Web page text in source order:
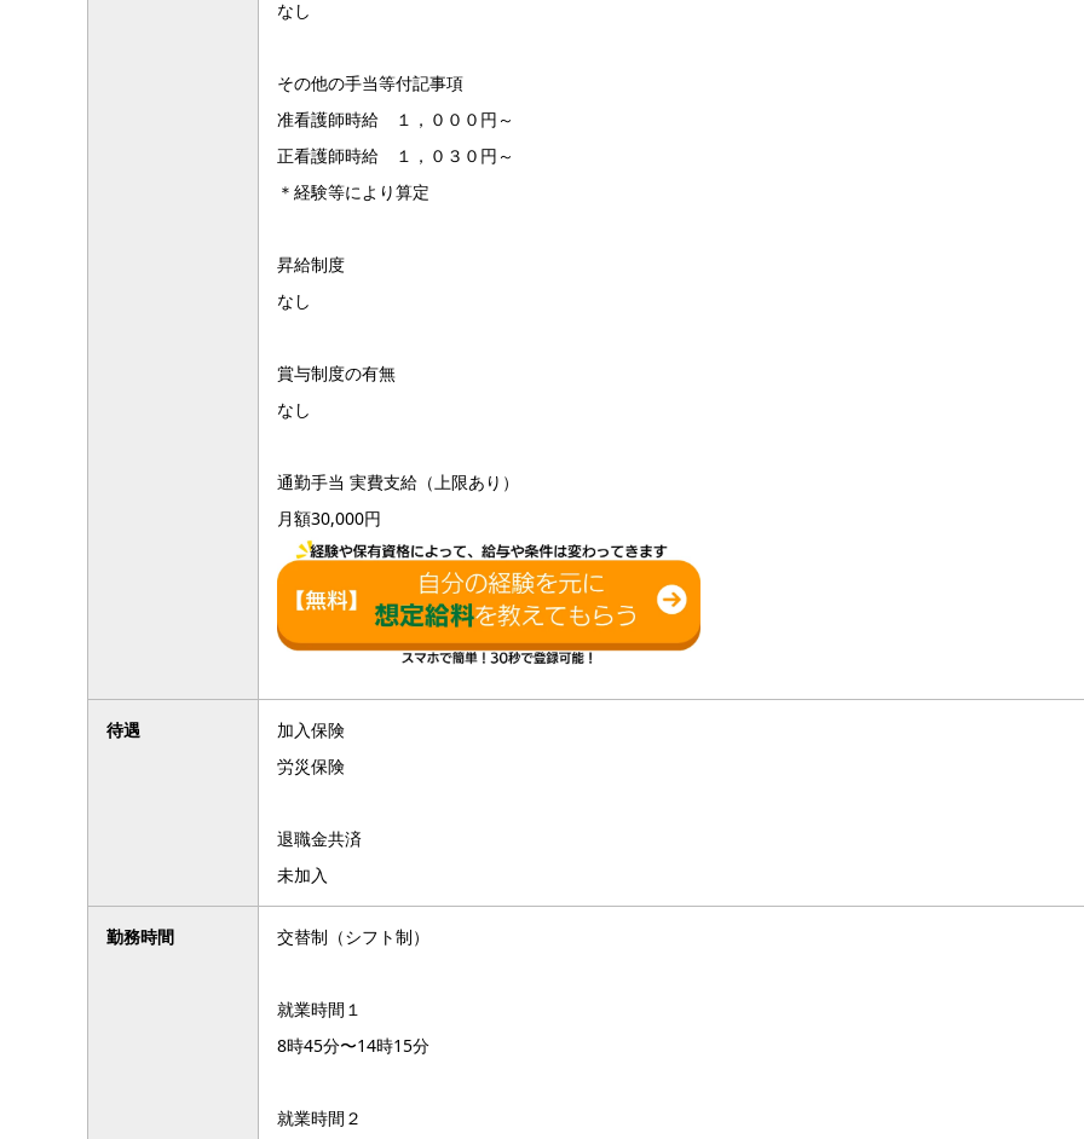
なし
その他の手当等付記事項
准看護師時給 １，０００円～
正看護師時給 １，０３０円～
＊経験等により算定
昇給制度
なし
賞与制度の有無
なし
通勤手当 実費支給（上限あり）
月額30,000円
待遇
加入保険
労災保険
退職金共済
未加入
勤務時間 交替制（シフト制）
就業時間１
8時45分〜14時15分
就業時間２